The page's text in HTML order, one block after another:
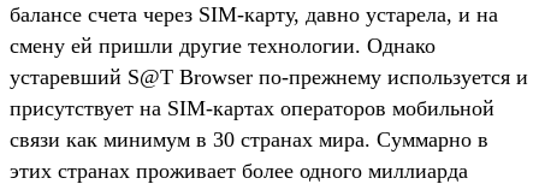
балансе счета через SIM-карту, давно устарела, и на
смену ей пришли другие технологии. Однако
устаревший S@T Browser по-прежнему используется и
присутствует на SIM-картах операторов мобильной
связи как минимум в 30 странах мира. Суммарно в
этих странах проживает более одного миллиарда